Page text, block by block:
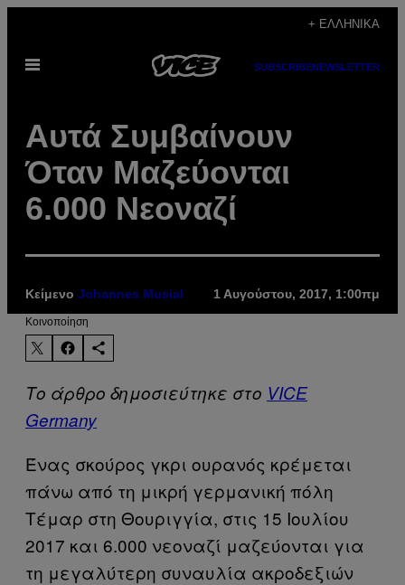
περιεχόμενο
+ ΕΛΛΗΝΙΚΆ
Ανοίξτε
SUBSCRIBENEWSLETTER
Αυτά Συμβαίνουν
Όταν Μαζεύονται
6.000 Νεοναζί
Κείμενο Johannes Musial 1 Αυγούστου, 2017, 1:00πμ
Kοινοποίηση
Το άρθρο δημοσιεύτηκε στο VICE
Germany
Ένας σκούρος γκρι ουρανός κρέμεται
πάνω από τη μικρή γερμανική πόλη
Τέμαρ στη Θουριγγία, στις 15 Ιουλίου
2017 και 6.000 νεοναζί μαζεύονται για
τη μεγαλύτερη συναυλία ακροδεξιών